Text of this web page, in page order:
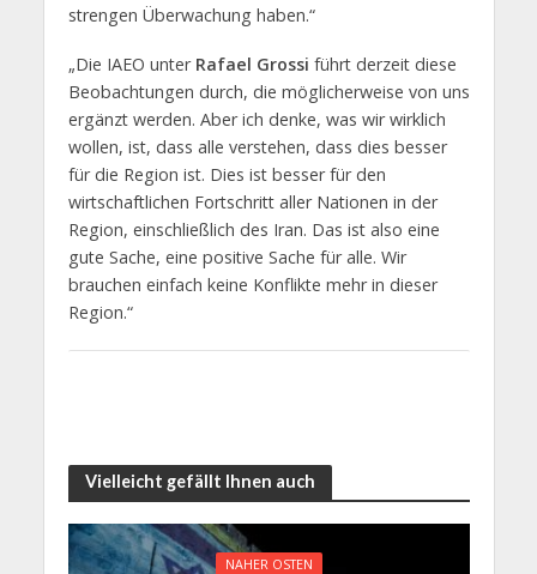
strengen Überwachung haben.“
„Die IAEO unter Rafael Grossi führt derzeit diese
Beobachtungen durch, die möglicherweise von uns
ergänzt werden. Aber ich denke, was wir wirklich
wollen, ist, dass alle verstehen, dass dies besser
für die Region ist. Dies ist besser für den
wirtschaftlichen Fortschritt aller Nationen in der
Region, einschließlich des Iran. Das ist also eine
gute Sache, eine positive Sache für alle. Wir
brauchen einfach keine Konflikte mehr in dieser
Region.“
Vielleicht gefällt Ihnen auch
NAHER OSTEN